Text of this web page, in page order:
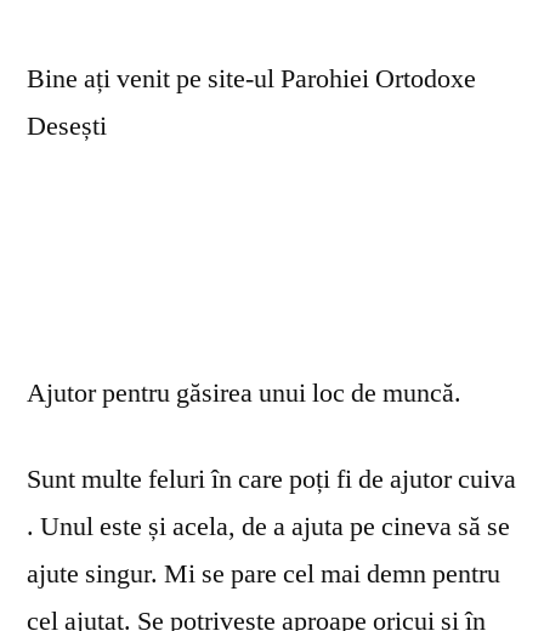
Bine ați venit pe site-ul Parohiei Ortodoxe
Desești
Ajutor pentru găsirea unui loc de muncă.
Sunt multe feluri în care poți fi de ajutor cuiva
. Unul este și acela, de a ajuta pe cineva să se
ajute singur. Mi se pare cel mai demn pentru
cel ajutat. Se potrivește aproape oricui și în